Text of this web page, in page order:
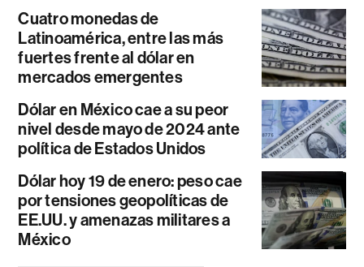
Cuatro monedas de
Latinoamérica, entre las más
fuertes frente al dólar en
mercados emergentes
Dólar en México cae a su peor
nivel desde mayo de 2024 ante
política de Estados Unidos
Dólar hoy 19 de enero: peso cae
por tensiones geopolíticas de
EE.UU. y amenazas militares a
México